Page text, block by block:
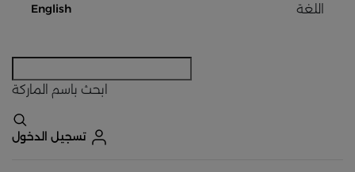
اللغة English
ابحث باسم الماركة
تسجيل الدخول